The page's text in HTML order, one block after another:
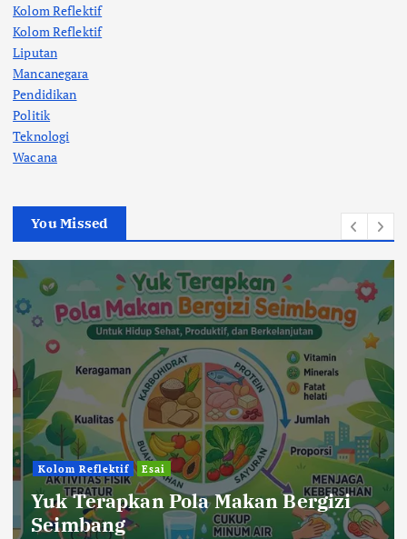
Kolom Reflektif
Kolom Reflektif
Liputan
Mancanegara
Pendidikan
Politik
Teknologi
Wacana
You Missed
Berita Pendidikan
Bercanda Kok Bikin Sedih?
Kelompok KKP 194 UIN Mataram di
Desa Sigar Penjalin Menggaungkan
Suara Anti-Bullying dari SDN 5
Sigar Penjalin